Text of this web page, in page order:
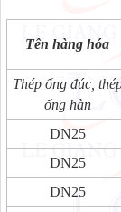
Tên hàng hóa
Thép ống đúc,
ống hàn
DN25
DN25
DN25